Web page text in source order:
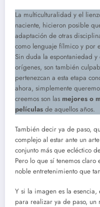
La multiculturalidad y el
naciente, hicieron posible
adaptación de otras
como lenguaje fílmico y por
Sin duda la espontaniedad
orígenes, son también
pertenezcan a esta etapa
ahora, simplemente
creemos son las mejores o
películas de aquellos años.
También decir ya de paso,
complejo al estar ante un
conjunto más que ecléctico
Pero lo que sí tenemos
noble entretenimiento que
Y si la imagen es la esencia,
para realizar ya de paso,